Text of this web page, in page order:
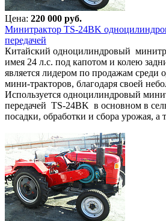
Цена: 220 000 руб.
Минитрактор TS-24BK
передачей
Китайский одноцилиндровый
имея 24 л.с. под капотом и колею
является лидером по продажам среди
мини-тракторов, благодаря своей
Используется одноцилиндровый
передачей TS-24BK в основном в
посадки, обработки и сбора урожая, а